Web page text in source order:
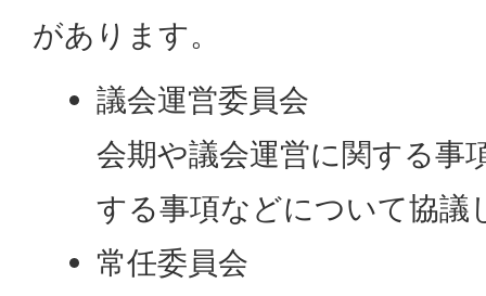
があります。
議会運営委員会
会期や議会運営に関する事
する事項などについて協議
常任委員会